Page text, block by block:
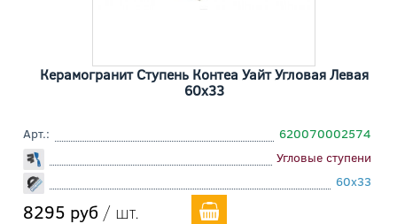
Керамогранит Ступень Контеа Уайт Угловая Левая
60x33
Арт.:
620070002574
Угловые ступени
60x33
8295 руб / шт.